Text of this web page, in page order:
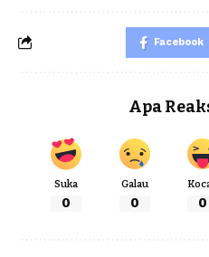
Facebook
Apa
Suka
0
Galau
0 0